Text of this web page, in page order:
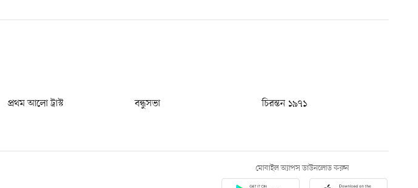
প্রথম আলো ট্রাস্ট বন্ধুসভা
চিরন্তন ১৯৭১
মোবাইল অ্যাপস ডাউনলোড করুন